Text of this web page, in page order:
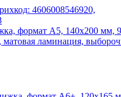
4606008546920,
формат А5, 140x200 мм,
матовая ламинация,